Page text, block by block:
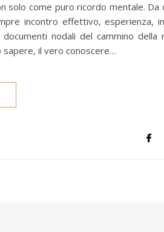
solo come puro ricordo mentale. Da
incontro effettivo, esperienza,
nodali del cammino della
sapere, il vero conoscere…